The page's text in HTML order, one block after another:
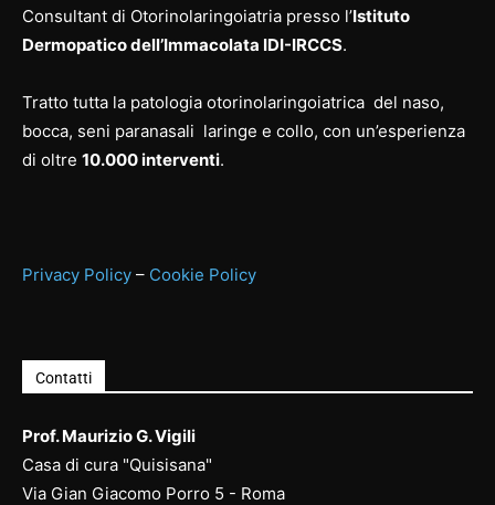
Consultant di Otorinolaringoiatria presso l’Istituto
Dermopatico dell’Immacolata IDI-IRCCS.
Tratto tutta la patologia otorinolaringoiatrica del naso,
bocca, seni paranasali laringe e collo, con un’esperienza
di oltre 10.000 interventi.
Privacy Policy – Cookie Policy
Contatti
Prof. Maurizio G. Vigili
Casa di cura "Quisisana"
Via Gian Giacomo Porro 5 - Roma